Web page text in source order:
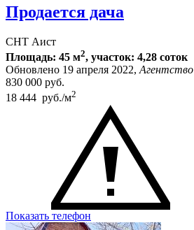
Продается дача
СНТ Аист
Площадь: 45 м2, участок: 4,28 соток
Обновлено 19 апреля 2022,Агентство
830 000 руб.
18 444 руб./м2
Показать телефон